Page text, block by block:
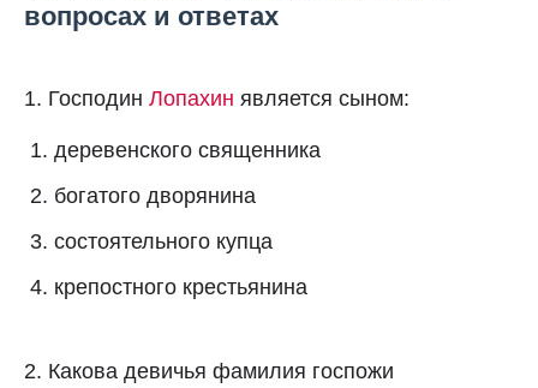
вопросах и ответах
1. Господин Лопахин является сыном:
деревенского священника
богатого дворянина
состоятельного купца
крепостного крестьянина
2. Какова девичья фамилия госпожи